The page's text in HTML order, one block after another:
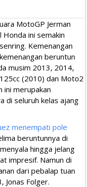
MotoGP Jerman
ini semakin
Kemenangan
beruntun
musim 2013, 2014,
(2010) dan Moto2
ini merupakan
di seluruh kelas ajang
menempati pole
beruntunnya di
hingga jelang
impresif. Namun di
dari pebalap tuan
Jonas Folger.